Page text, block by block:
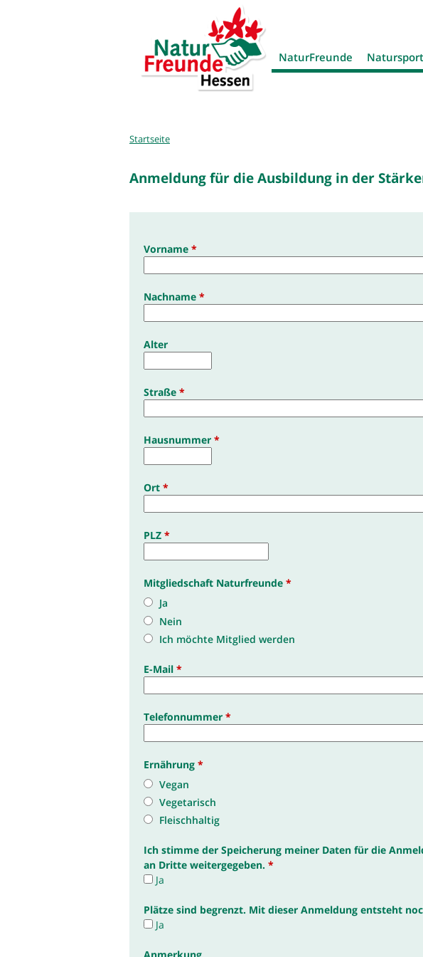
NaturFreunde Natursport
Sie
Startseite
Anmeldung für die Ausbildung in der
Vorname *
Nachname *
Alter
Straße *
Hausnummer *
Ort *
PLZ *
Mitgliedschaft Naturfreunde *
Ja
Nein
Ich möchte Mitglied werden
E-Mail *
Telefonnummer *
Ernährung *
Vegan
Vegetarisch
Fleischhaltig
Ich stimme der Speicherung meiner Daten für die
an Dritte weitergegeben. *
Ja
Plätze sind begrenzt. Mit dieser Anmeldung entsteht
Ja